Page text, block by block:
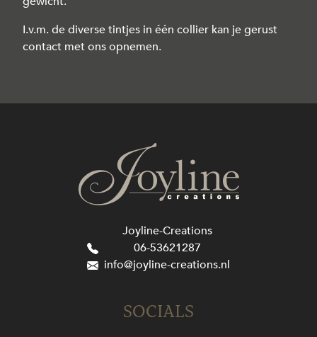
I.v.m. de diverse tintjes in één collier kan je gerust
contact met ons opnemen.
Joyline-Creations
06-53621287
info@joyline-creations.nl
SOCIALS